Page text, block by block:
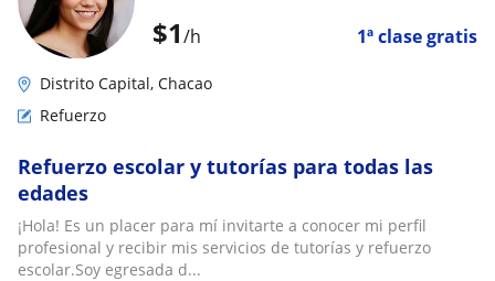
$1/h 1ª clase gratis
Distrito Capital, Chacao
Refuerzo
Refuerzo escolar y tutorías para todas las
edades
¡Hola! Es un placer para mí invitarte a conocer mi perfil
profesional y recibir mis servicios de tutorías y refuerzo
escolar.Soy egresada d...